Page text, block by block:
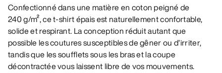
Confectionné dans une matière en coton peigné de
240 g/m², ce t-shirt épais est naturellement confortable,
solide et respirant. La conception réduit autant que
possible les coutures susceptibles de gêner ou d’irriter,
tandis que les soufflets sous les bras et la coupe
décontractée vous laissent libre de vos mouvements.